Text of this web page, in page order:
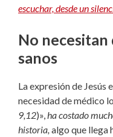
escuchar, desde un
No necesitan
sanos
La expresión de Jesús
necesidad de médico
9,12)»,ha costado
historia, algo que llega